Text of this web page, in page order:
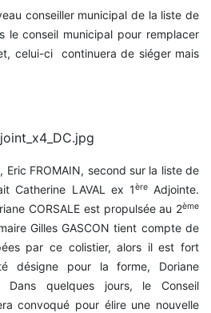
conseiller municipal de la liste de
le conseil municipal pour remplacer
celui-ci continuera de siéger mais
FROMAIN, second sur la liste de
Catherine LAVAL ex 1èreAdjointe.
CORSALE est propulsée au 2ème
Gilles GASCON tient compte de
par ce colistier, alors il est fort
désigne pour la forme, Doriane
quelques jours, le Conseil
convoqué pour élire une nouvelle